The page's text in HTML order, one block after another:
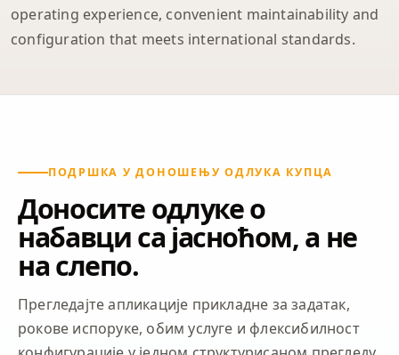
operating experience, convenient maintainability and
configuration that meets international standards.
ПОДРШКА У ДОНОШЕЊУ ОДЛУКА КУПЦА
Доносите одлуке о
набавци са јасноћом, а не
на слепо.
Прегледајте апликације прикладне за задатак,
рокове испоруке, обим услуге и флексибилност